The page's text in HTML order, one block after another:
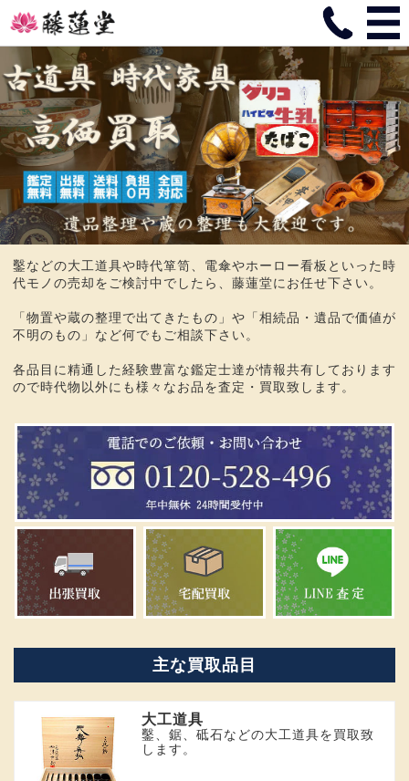
鑿などの大工道具や時代箪笥、電傘やホーロー看板といった時
代モノの売却をご検討中でしたら、藤蓮堂にお任せ下さい。
「物置や蔵の整理で出てきたもの」や「相続品・遺品で価値が
不明のもの」など何でもご相談下さい。
各品目に精通した経験豊富な鑑定士達が情報共有しております
ので時代物以外にも様々なお品を査定・買取致します。
主な買取品目
大工道具
鑿、鋸、砥石などの大工道具を買取致
します。